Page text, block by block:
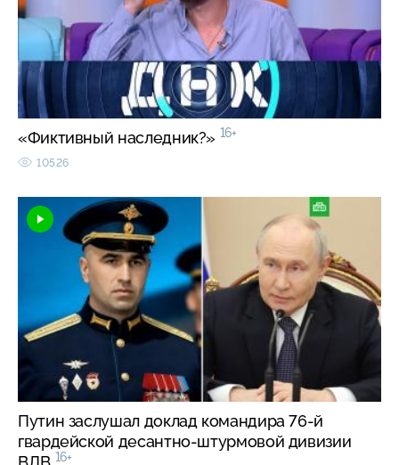
«Фиктивный наследник?» 16+
10526
Путин заслушал доклад командира 76-й
гвардейской десантно-штурмовой дивизии
16+